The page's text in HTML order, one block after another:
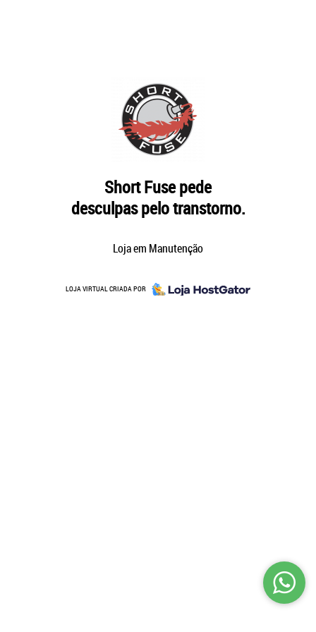
Short Fuse pede
desculpas pelo transtorno.
Loja em Manutenção
LOJA VIRTUAL CRIADA POR